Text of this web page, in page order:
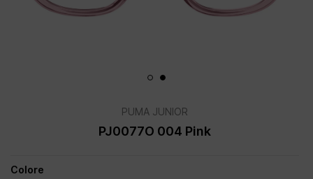
PUMA JUNIOR
PJ0077O 004 Pink
Colore